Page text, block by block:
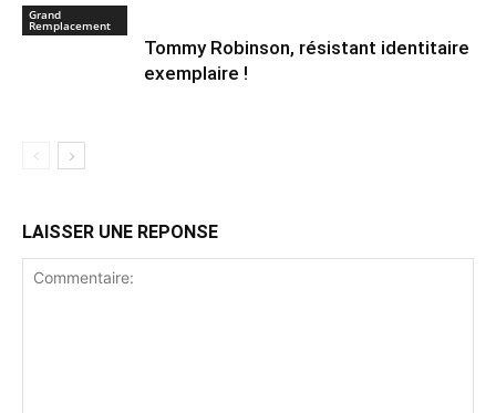
Grand
Remplacement
Tommy Robinson, résistant identitaire
exemplaire !
LAISSER UNE REPONSE